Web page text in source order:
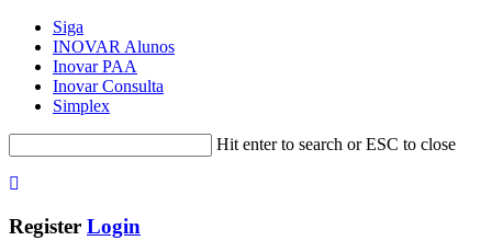
Siga
INOVAR Alunos
Inovar PAA
Inovar Consulta
Simplex
Hit enter to search or ESC to close
Register Login